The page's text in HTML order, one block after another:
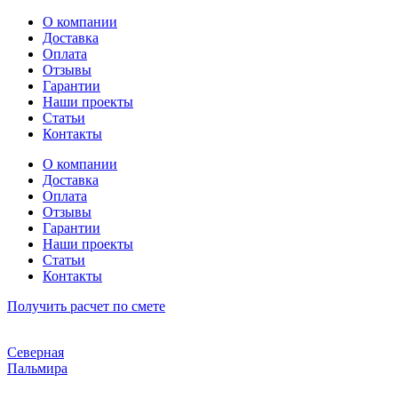
Перейти
содержимому
О компании
Доставка
Оплата
Отзывы
Гарантии
Наши проекты
Статьи
Контакты
О компании
Доставка
Оплата
Отзывы
Гарантии
Наши проекты
Статьи
Контакты
Получить расчет по смете
Северная
Пальмира